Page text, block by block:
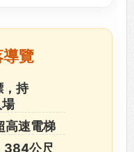
導覽
，持
高速電梯
384公尺